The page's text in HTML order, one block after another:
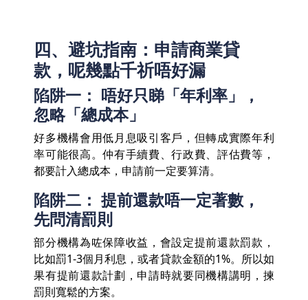
四、避坑指南：申請商業貸
款，呢幾點千祈唔好漏
陷阱一： 唔好只睇「年利率」，
忽略「總成本」
好多機構會用低月息吸引客戶，但轉成實際年利
率可能很高。仲有手續費、行政費、評估費等，
都要計入總成本，申請前一定要算清。
陷阱二： 提前還款唔一定著數，
先問清罰則
部分機構為咗保障收益，會設定提前還款罰款，
比如罰1-3個月利息，或者貸款金額的1%。所以如
果有提前還款計劃，申請時就要同機構講明，揀
罰則寬鬆的方案。